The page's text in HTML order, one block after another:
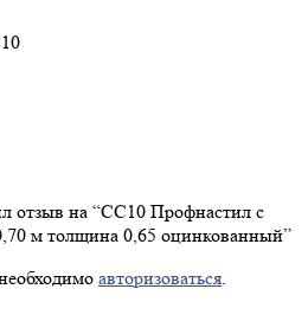
отзыв на “СС10 Профнастил с
м толщина 0,65 оцинкованный”
авторизоваться.